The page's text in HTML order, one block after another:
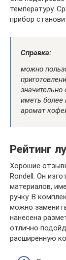
температуру.
прибор
Справка:
можно
значительно
иметь
аромат
Рейтинг
Хорошие
Rondell. Он
материалов,
ручку. В
можно
нанесена
отлично
расширенную